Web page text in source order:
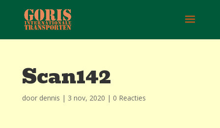
Scan142
door dennis | 3 nov, 2020 | 0 Reacties